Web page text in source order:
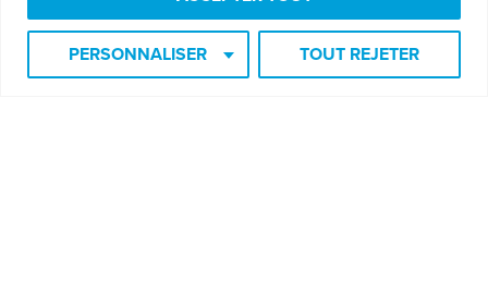
PERSONNALISER TOUT REJETER
Canada